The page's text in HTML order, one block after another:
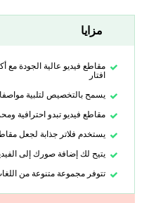
مزايا
افتار
يسمح بالتخصيص لتلبية
مقاطع فيديو تبدو احترافية
يستخدم فلاتر جذابة لجعل
يتيح لك إضافة صورك إلى
تتوفر مجموعة متنوعة من